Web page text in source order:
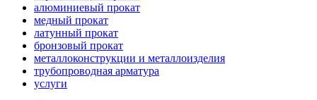
алюминиевый прокат
медный прокат
латунный прокат
бронзовый прокат
металлоконструкции и металлоизделия
трубопроводная арматура
услуги